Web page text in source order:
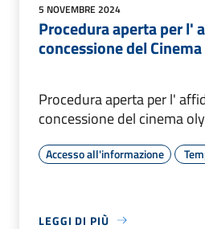
5 NOVEMBRE 2024
Procedura aperta per l'
concessione del
Procedura aperta per l'
concessione del cinema
Accesso all'informazione
LEGGI DI PIÙ